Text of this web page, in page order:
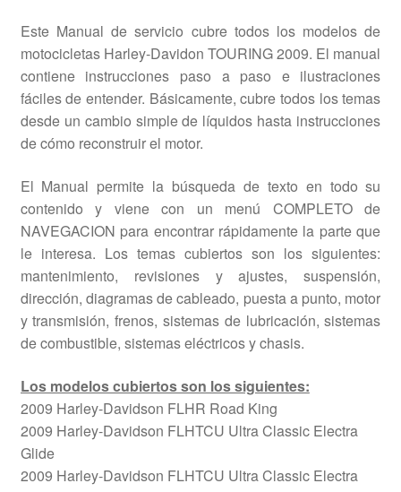
Este Manual de servicio cubre todos los modelos de
motocicletas Harley-Davidon TOURING 2009. El manual
contiene instrucciones paso a paso e ilustraciones
fáciles de entender. Básicamente, cubre todos los temas
desde un cambio simple de líquidos hasta instrucciones
de cómo reconstruir el motor.
El Manual permite la búsqueda de texto en todo su
contenido y viene con un menú COMPLETO de
NAVEGACION para encontrar rápidamente la parte que
le interesa. Los temas cubiertos son los siguientes:
mantenimiento, revisiones y ajustes, suspensión,
dirección, diagramas de cableado, puesta a punto, motor
y transmisión, frenos, sistemas de lubricación, sistemas
de combustible, sistemas eléctricos y chasis.
Los modelos cubiertos son los siguientes:
2009 Harley-Davidson FLHR Road King
2009 Harley-Davidson FLHTCU Ultra Classic Electra
Glide
2009 Harley-Davidson FLHTCU Ultra Classic Electra